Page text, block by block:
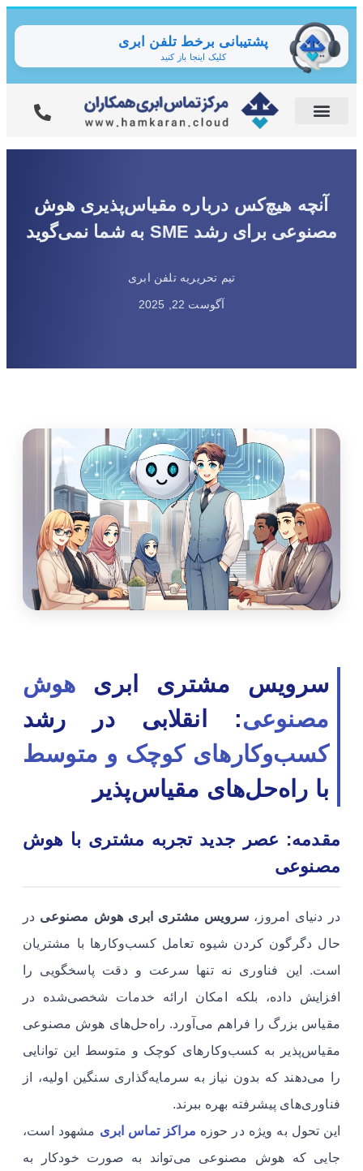
پشتیبانی برخط تلفن ابری
کلیک اینجا باز کنید
آنچه هیچ‌کس درباره مقیاس‌پذیری هوش
مصنوعی برای رشد SME به شما نمی‌گوید
تیم تحریریه تلفن ابری
آگوست 22, 2025
سرویس مشتری ابری هوش
مصنوعی: انقلابی در رشد
کسب‌وکارهای کوچک و متوسط
با راه‌حل‌های مقیاس‌پذیر
مقدمه: عصر جدید تجربه مشتری با هوش
مصنوعی
در دنیای امروز، سرویس مشتری ابری هوش مصنوعی در
حال دگرگون کردن شیوه تعامل کسب‌وکارها با مشتریان
است. این فناوری نه تنها سرعت و دقت پاسخگویی را
افزایش داده، بلکه امکان ارائه خدمات شخصی‌شده در
مقیاس بزرگ را فراهم می‌آورد. راه‌حل‌های هوش مصنوعی
مقیاس‌پذیر به کسب‌وکارهای کوچک و متوسط این توانایی
را می‌دهند که بدون نیاز به سرمایه‌گذاری سنگین اولیه، از
فناوری‌های پیشرفته بهره ببرند.
این تحول به ویژه در حوزه مراکز تماس ابری مشهود است،
جایی که هوش مصنوعی می‌تواند به صورت خودکار به